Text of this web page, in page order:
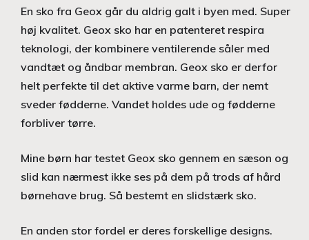
En sko fra Geox går du aldrig galt i byen med. Super
høj kvalitet. Geox sko har en patenteret respira
teknologi, der kombinere ventilerende såler med
vandtæt og åndbar membran. Geox sko er derfor
helt perfekte til det aktive varme barn, der nemt
sveder fødderne. Vandet holdes ude og fødderne
forbliver tørre.
Mine børn har testet Geox sko gennem en sæson og
slid kan nærmest ikke ses på dem på trods af hård
børnehave brug. Så bestemt en slidstærk sko.
En anden stor fordel er deres forskellige designs.